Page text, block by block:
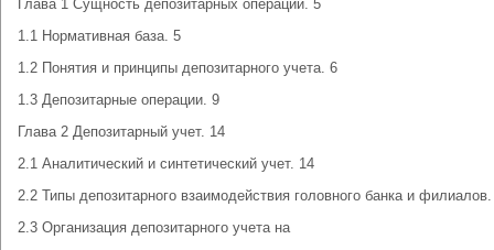
Глава 1 Сущность депозитарных операций. 5
1.1 Нормативная база. 5
1.2 Понятия и принципы депозитарного учета. 6
1.3 Депозитарные операции. 9
Глава 2 Депозитарный учет. 14
2.1 Аналитический и синтетический учет. 14
2.2 Типы депозитарного взаимодействия головного банка и
2.3 Организация депозитарного учета на